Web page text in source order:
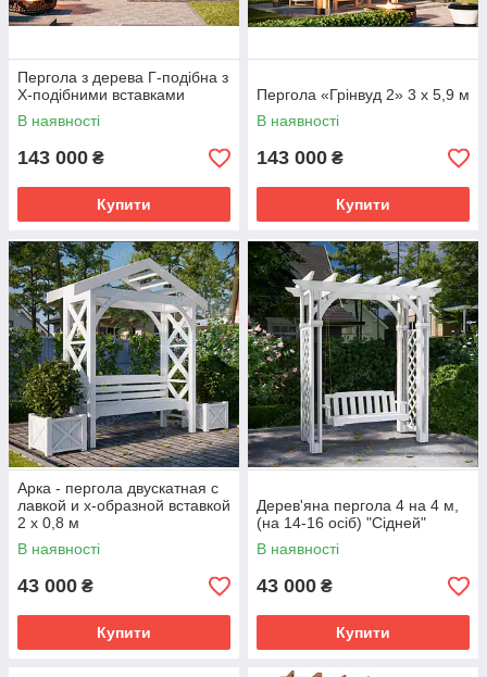
Пергола з дерева Г-подібна з
Х-подібними вставками
В наявності
143 000 ₴
Купити
Пергола «Грінвуд 2» 3 х 5,9 м
В наявності
143 000 ₴
Купити
Арка - пергола двускатная с
лавкой и х-образной вставкой
2 x 0,8 м
В наявності
43 000 ₴
Купити
Дерев'яна пергола 4 на 4 м,
(на 14-16 осіб) "Сідней"
В наявності
43 000 ₴
Купити